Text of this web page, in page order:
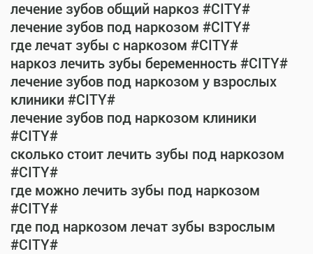
лечение зубов общий наркоз #CITY#
лечение зубов под наркозом #CITY#
где лечат зубы с наркозом #CITY#
наркоз лечить зубы беременность #CITY#
лечение зубов под наркозом у взрослых
клиники #CITY#
лечение зубов под наркозом клиники
#CITY#
сколько стоит лечить зубы под наркозом
#CITY#
где можно лечить зубы под наркозом
#CITY#
где под наркозом лечат зубы взрослым
#CITY#